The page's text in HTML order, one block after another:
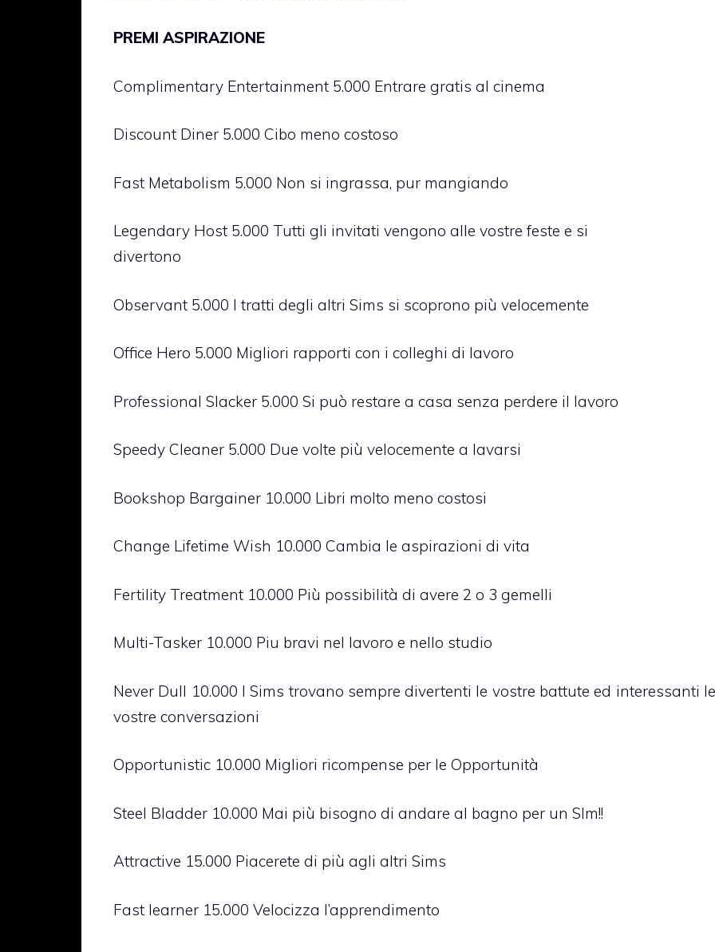
PREMI ASPIRAZIONE
Complimentary Entertainment 5.000 Entrare gratis al cinema
Discount Diner 5.000 Cibo meno costoso
Fast Metabolism 5.000 Non si ingrassa, pur mangiando
Legendary Host 5.000 Tutti gli invitati vengono alle vostre feste e si
divertono
Observant 5.000 I tratti degli altri Sims si scoprono più velocemente
Office Hero 5.000 Migliori rapporti con i colleghi di lavoro
Professional Slacker 5.000 Si può restare a casa senza perdere il lavoro
Speedy Cleaner 5.000 Due volte più velocemente a lavarsi
Bookshop Bargainer 10.000 Libri molto meno costosi
Change Lifetime Wish 10.000 Cambia le aspirazioni di vita
Fertility Treatment 10.000 Più possibilità di avere 2 o 3 gemelli
Multi-Tasker 10.000 Piu bravi nel lavoro e nello studio
Never Dull 10.000 I Sims trovano sempre divertenti le vostre battute ed interessanti le
vostre conversazioni
Opportunistic 10.000 Migliori ricompense per le Opportunità
Steel Bladder 10.000 Mai più bisogno di andare al bagno per un SIm!!
Attractive 15.000 Piacerete di più agli altri Sims
Fast learner 15.000 Velocizza l’apprendimento